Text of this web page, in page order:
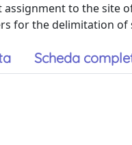
to the site
for the delimitation of
Scheda